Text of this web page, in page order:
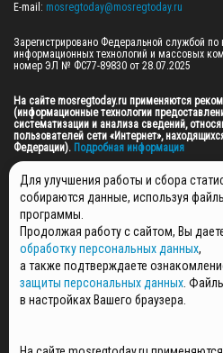
E-mail: mosregtoday@mosregtoday.ru
Зарегистрировано Федеральной службой по
информационных технологий и массовых
номер ЭЛ № ФС77-89830 от 28.07.2025
На сайте mosregtoday.ru применяются
(информационные технологии
систематизации и анализа сведений,
пользователей сети «Интернет»,
Федерации). Подробная информация
© 2026 ПРАВА НА ВСЕ МАТЕРИАЛЫ САЙТА
МЕДИА" (ОГРН: 1255000059467).
ПОЛИТИКА ОБРАБОТКИ И ЗАЩИТЫ
НОВОСТИ
ГАЗЕТЫ
РЕКЛАМОДАТЕЛЯМ
Для улучшения работы и сбора
собираются данные, используя
программы.
Продолжая работу с сайтом, Вы
обработку персональных данных,
а также подтверждаете
защиты персональных данных .
в настройках Вашего браузера.